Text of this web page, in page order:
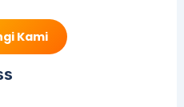
Kami